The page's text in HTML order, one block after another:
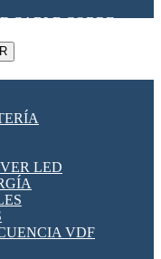
CABLE COBRE
LED
VDF